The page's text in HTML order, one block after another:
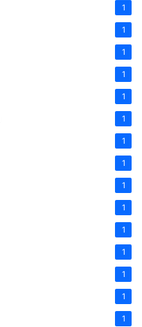
1
1
1
1
1
1
1
1
1
1
1
1
1
1
1